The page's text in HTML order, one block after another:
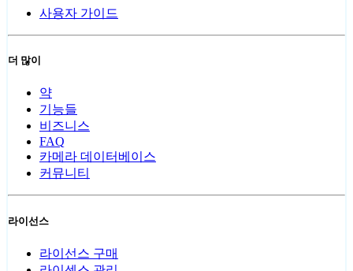
사용자 가이드
더 많이
약
기능들
비즈니스
FAQ
카메라 데이터베이스
커뮤니티
라이선스
라이선스 구매